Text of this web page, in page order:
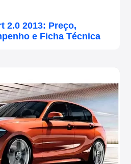
2.0 2013: Preço,
e Ficha Técnica